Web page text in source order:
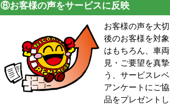
⑧お客様の声をサービスに反映
お客様の声を大
後のお客様を対
はもちろん、車
見・ご要望を真
う、サービスレ
アンケートにご
品をプレゼントし